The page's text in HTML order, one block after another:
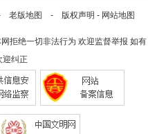
老版地图 - 版权声明 - 网站地图
拒绝一切非法行为 欢迎监督举报 如有
迎纠正